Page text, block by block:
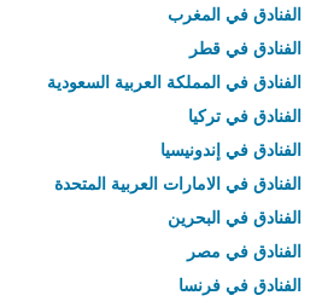
الفنادق في المغرب
الفنادق في قطر
الفنادق في المملكة العربية السعودية
الفنادق في تركيا
الفنادق في إندونيسيا
الفنادق في الامارات العربية المتحدة
الفنادق في البحرين
الفنادق في مصر
الفنادق في فرنسا